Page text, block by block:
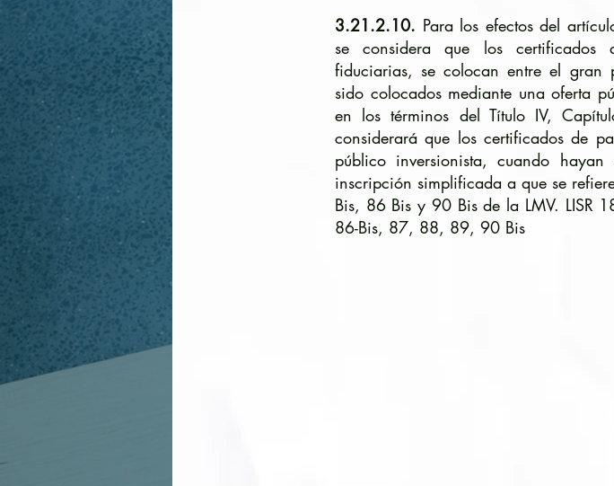
3.21.2.10. Para los efectos del
se considera que los
fiduciarias, se colocan entre el gran
sido colocados mediante una oferta
en los términos del Título IV,
considerará que los certificados de
público inversionista, cuando
inscripción simplificada a que se
Bis, 86 Bis y 90 Bis de la LMV.
86-Bis, 87, 88, 89, 90 Bis